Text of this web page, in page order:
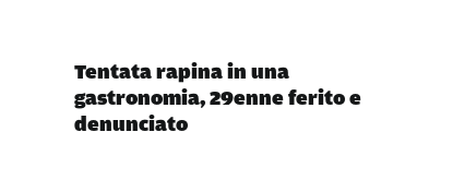
Tentata rapina in una
gastronomia, 29enne ferito e
denunciato